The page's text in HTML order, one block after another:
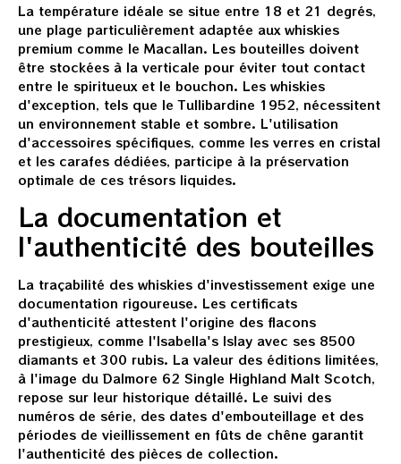
La température idéale se situe entre 18 et 21 degrés,
une plage particulièrement adaptée aux whiskies
premium comme le Macallan. Les bouteilles doivent
être stockées à la verticale pour éviter tout contact
entre le spiritueux et le bouchon. Les whiskies
d'exception, tels que le Tullibardine 1952, nécessitent
un environnement stable et sombre. L'utilisation
d'accessoires spécifiques, comme les verres en cristal
et les carafes dédiées, participe à la préservation
optimale de ces trésors liquides.
La documentation et
l'authenticité des bouteilles
La traçabilité des whiskies d'investissement exige une
documentation rigoureuse. Les certificats
d'authenticité attestent l'origine des flacons
prestigieux, comme l'Isabella's Islay avec ses 8500
diamants et 300 rubis. La valeur des éditions limitées,
à l'image du Dalmore 62 Single Highland Malt Scotch,
repose sur leur historique détaillé. Le suivi des
numéros de série, des dates d'embouteillage et des
périodes de vieillissement en fûts de chêne garantit
l'authenticité des pièces de collection.